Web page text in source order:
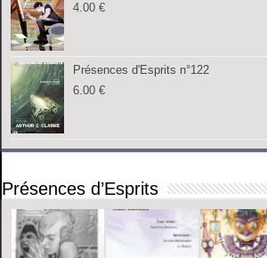
4.00€
Présences d'Esprits n°122
6.00€
Présences d’Esprits